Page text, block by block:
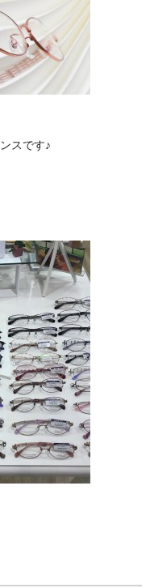
スです♪